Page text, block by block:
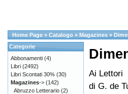
Home Page » Catalogo » Magazines »
Ai Lettori
di G. de
Categorie
Abbonamenti (4)
Libri (2492)
Libri Scontati 30% (30)
Magazines-> (142)
Abruzzo Letterario (2)